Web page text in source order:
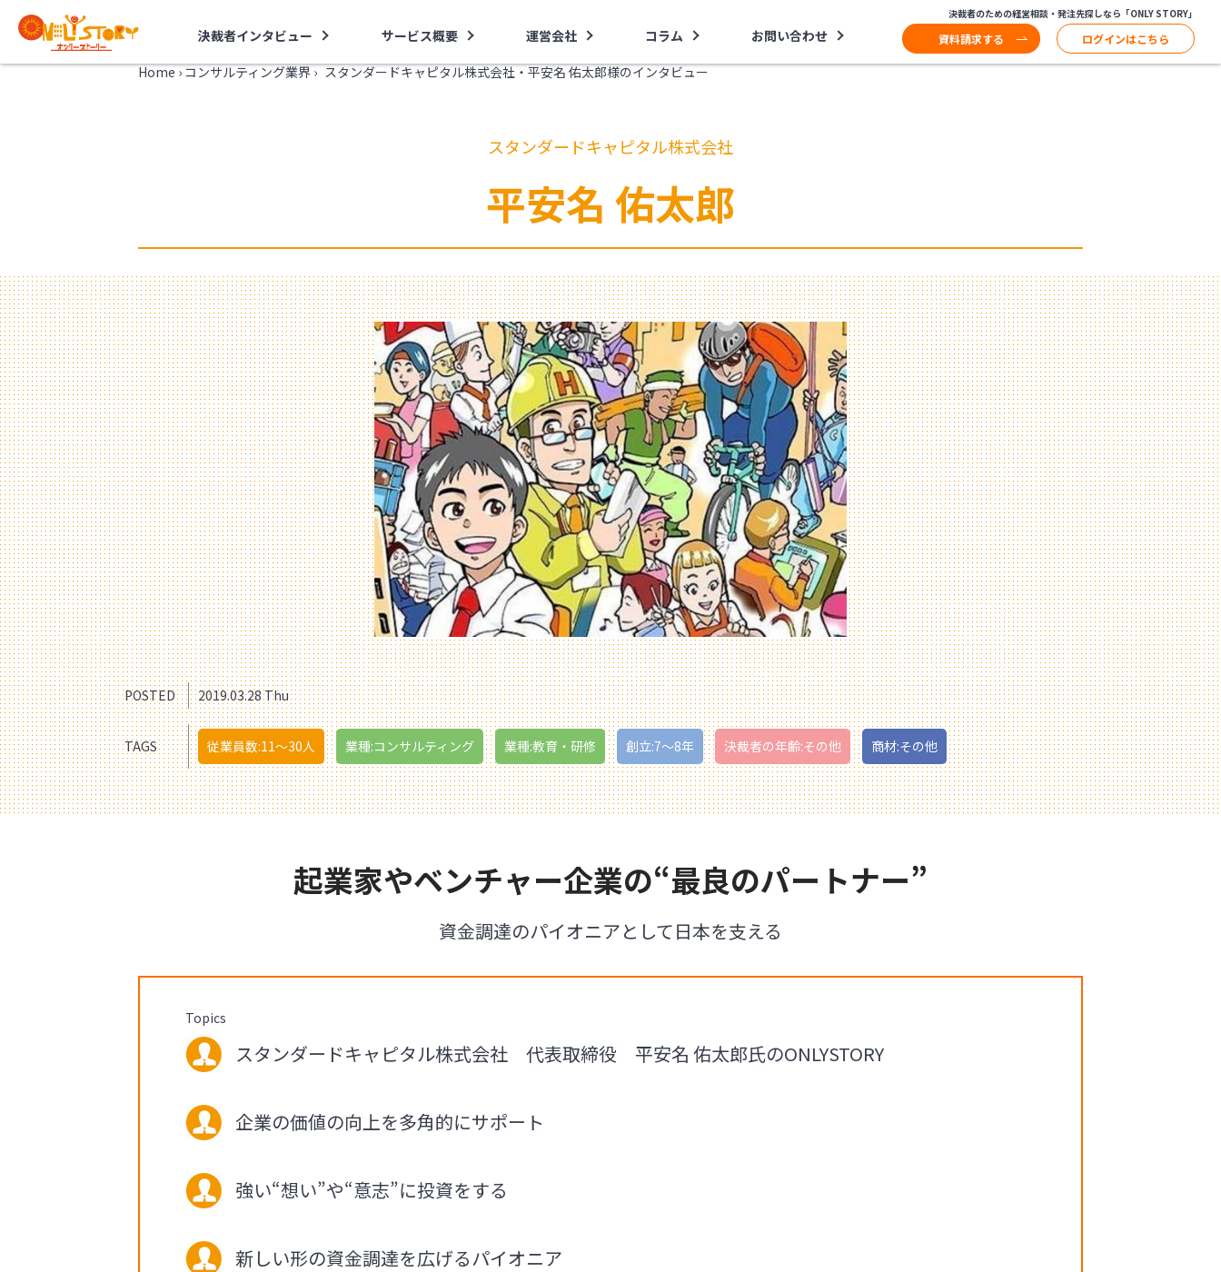
決裁者インタビュー サービス概要 運営会社 コラム お問い合わせ
決裁者のための経営相談・発注先探しなら「ONLY STORY」
資料請求する ログインはこちら
Home › コンサルティング業界 › スタンダードキャピタル株式会社・平安名 佑太郎様のインタビュー
スタンダードキャピタル株式会社
平安名 佑太郎
POSTED 2019.03.28 Thu
TAGS 従業員数:11〜30人 業種:コンサルティング 業種:教育・研修 創立:7〜8年 決裁者の年齢:その他 商材:その他
起業家やベンチャー企業の“最良のパートナー”
資金調達のパイオニアとして日本を支える
Topics
スタンダードキャピタル株式会社 代表取締役 平安名 佑太郎氏のONLYSTORY
企業の価値の向上を多角的にサポート
強い“想い”や“意志”に投資をする
新しい形の資金調達を広げるパイオニア